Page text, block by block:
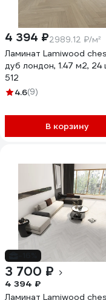
4 394 ₽2989.12 ₽/м²
Ламинат Lamiwood
дуб лондон, 1.47 м2, 24
512
4.6(9)
В корзину
3 700 ₽
4 394 ₽
Ламинат Lamiwood